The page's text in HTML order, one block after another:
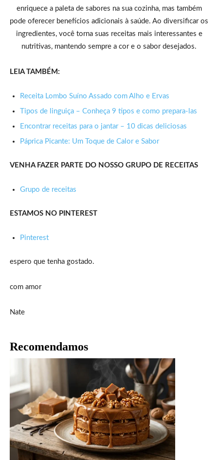
enriquece a paleta de sabores na sua cozinha, mas também
pode oferecer benefícios adicionais à saúde. Ao diversificar os
ingredientes, você torna suas receitas mais interessantes e
nutritivas, mantendo sempre a cor e o sabor desejados.
LEIA TAMBÉM:
Receita Lombo Suíno Assado com Alho e Ervas
Tipos de linguiça – Conheça 9 tipos e como prepara-las
Encontrar receitas para o jantar – 10 dicas deliciosas
Páprica Picante: Um Toque de Calor e Sabor
VENHA FAZER PARTE DO NOSSO GRUPO DE RECEITAS
Grupo de receitas
ESTAMOS NO PINTEREST
Pinterest
espero que tenha gostado.
com amor
Nate
Recomendamos